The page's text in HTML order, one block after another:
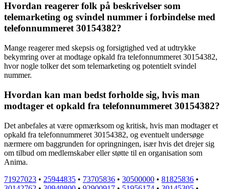
Hvordan reagerer folk på beskrivelser som
telemarketing og svindel nummer i forbindelse med
telefonnummeret 30154382?
Mange reagerer med skepsis og forsigtighed ved at udtrykke
bekymring over at modtage opkald fra telefonnummeret 30154382,
hvor nogle tolker det som telemarketing og potentielt svindel
nummer.
Hvordan kan man bedst forholde sig, hvis man
modtager et opkald fra telefonnummeret 30154382?
Det anbefales at være opmærksom og kritisk, hvis man modtager et
opkald fra telefonnummeret 30154382, og eventuelt undersøge
nærmere om baggrunden for opringningen, især hvis det drejer sig
om tilbud om medlemskaber eller støtte til en organisation som
Anima.
71927023 • 25944835 • 73705836 • 30500000 • 81825836 •